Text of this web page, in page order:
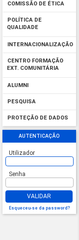
COMISSÃO DE ÉTICA
POLÍTICA DE
QUALIDADE
INTERNACIONALIZAÇÃO
CENTRO FORMAÇÃO
EXT. COMUNITÁRIA
ALUMNI
PESQUISA
PROTEÇÃO DE DADOS
AUTENTICAÇÃO
Utilizador
Senha
VALIDAR
Esqueceu-se da password?